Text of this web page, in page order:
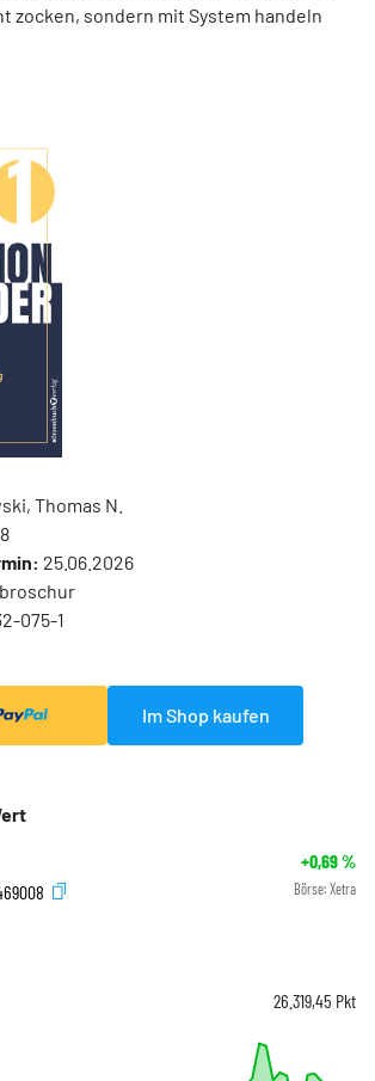
zocken, sondern mit System handeln
Thomas N.
25.06.2026
075-1
Im Shop kaufen
+0,69%
Börse: Xetra
26.319,45 Pkt